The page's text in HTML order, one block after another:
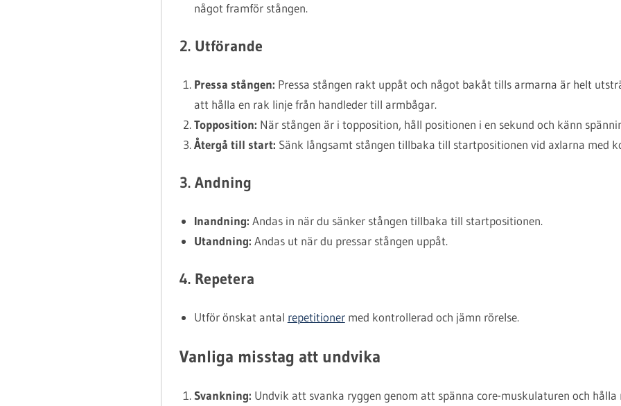
något framför stången.
2. Utförande
Pressa stången: Pressa stången rakt uppåt och något bakåt tills armarna är helt
att hålla en rak linje från handleder till armbågar.
Topposition: När stången är i topposition, håll positionen i en sekund och känn
Återgå till start: Sänk långsamt stången tillbaka till startpositionen vid axlarna med
3. Andning
Inandning: Andas in när du sänker stången tillbaka till startpositionen.
Utandning: Andas ut när du pressar stången uppåt.
4. Repetera
Utför önskat antal repetitionermed kontrollerad och jämn rörelse.
Vanliga misstag att undvika
Svankning: Undvik att svanka ryggen genom att spänna core-muskulaturen och hålla